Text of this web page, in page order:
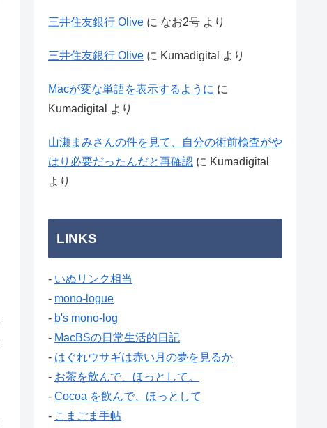
三井住友銀行 Olive に なお2号 より
三井住友銀行 Olive に Kumadigital より
Macが変な単語を表示するように に
Kumadigital
より
山瀬まみさんの件を見て、自分の術前検査がや
はり必要だったんだと再確認 に Kumadigital
より
LINKS
- いぬリンク相当
- mono-logue
- b's mono-log
- MacBSの日常生活的日記
- はぐれウサギは赤い月の夢を見るか
- お茶を飲んで、ほっとして。
- Cocoa を飲んで、ほっとして
- こまごま手帖